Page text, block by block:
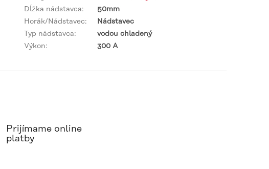
Dĺžka nádstavca:
50mm
Horák/Nádstavec:
Nádstavec
Typ nádstavca:
vodou chladený
Výkon: 300 A
Prijímame online
platby